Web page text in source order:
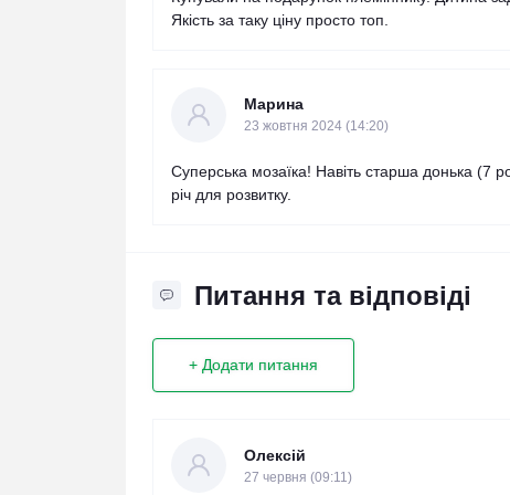
Якість за таку ціну просто топ.
Марина
23 жовтня 2024 (14:20)
Суперська мозаїка! Навіть старша донька (7
річ для розвитку.
Питання та відповіді
+ Додати питання
Олексій
27 червня (09:11)